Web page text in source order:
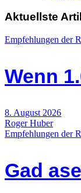
Aktuellste
Empfehlungen der
Wenn
8. August 2026
Roger Huber
Empfehlungen der
Gad